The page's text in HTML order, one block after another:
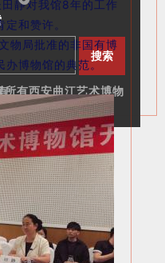
静对我馆8年的工作
和赞许。
局批准的非国有博
办博物馆的典范。
物馆所有